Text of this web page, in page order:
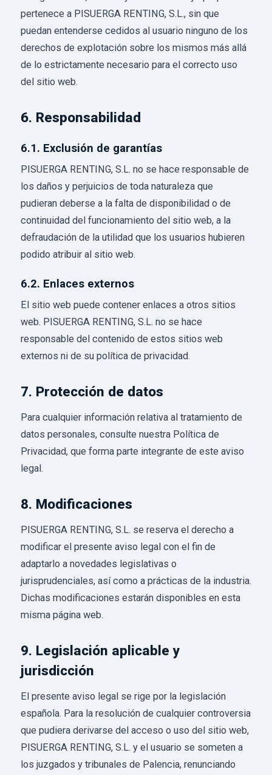
pertenece a PISUERGA RENTING, S.L., sin que
puedan entenderse cedidos al usuario ninguno de los
derechos de explotación sobre los mismos más allá
de lo estrictamente necesario para el correcto uso
del sitio web.
6. Responsabilidad
6.1. Exclusión de garantías
PISUERGA RENTING, S.L. no se hace responsable de
los daños y perjuicios de toda naturaleza que
pudieran deberse a la falta de disponibilidad o de
continuidad del funcionamiento del sitio web, a la
defraudación de la utilidad que los usuarios hubieren
podido atribuir al sitio web.
6.2. Enlaces externos
El sitio web puede contener enlaces a otros sitios
web. PISUERGA RENTING, S.L. no se hace
responsable del contenido de estos sitios web
externos ni de su política de privacidad.
7. Protección de datos
Para cualquier información relativa al tratamiento de
datos personales, consulte nuestra Política de
Privacidad, que forma parte integrante de este aviso
legal.
8. Modificaciones
PISUERGA RENTING, S.L. se reserva el derecho a
modificar el presente aviso legal con el fin de
adaptarlo a novedades legislativas o
jurisprudenciales, así como a prácticas de la industria.
Dichas modificaciones estarán disponibles en esta
misma página web.
9. Legislación aplicable y
jurisdicción
El presente aviso legal se rige por la legislación
española. Para la resolución de cualquier controversia
que pudiera derivarse del acceso o uso del sitio web,
PISUERGA RENTING, S.L. y el usuario se someten a
los juzgados y tribunales de Palencia, renunciando